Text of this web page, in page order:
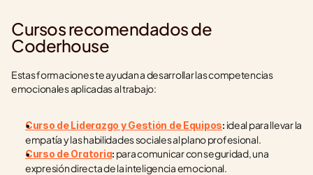
Cursos recomendados de
Coderhouse
Estas formaciones te ayudan a desarrollar las competencias
emocionales aplicadas al trabajo:
Curso de Liderazgo y Gestión de Equipos: ideal para llevar la
empatía y las habilidades sociales al plano profesional.
Curso de Oratoria: para comunicar con seguridad, una
expresión directa de la inteligencia emocional.